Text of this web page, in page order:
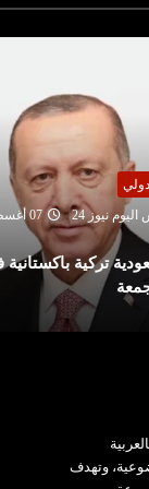
نيوز 24
06
الجنسية
حق المواطنة
وتهدف